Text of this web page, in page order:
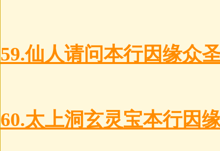
59.仙人请问本行因缘众
60.太上洞玄灵宝本行因